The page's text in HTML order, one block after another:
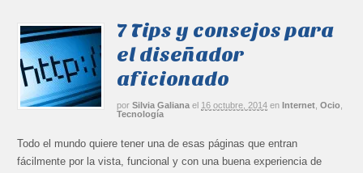
7 Tips y consejos para
el diseñador
aficionado
por Silvia Galiana el 16 octubre, 2014 en Internet ,Ocio
Tecnología
Todo el mundo quiere tener una de esas páginas que entran
fácilmente por la vista, funcional y con una buena experiencia de